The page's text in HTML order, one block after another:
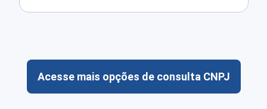
Acesse mais opções de consulta CNPJ